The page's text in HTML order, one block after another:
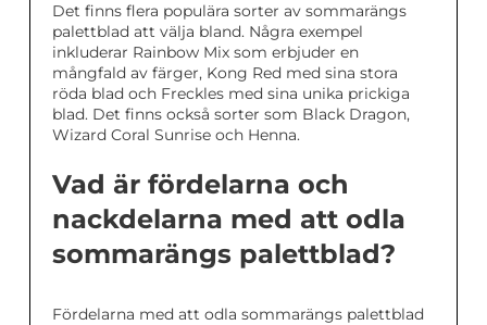
Det finns flera populära sorter av sommarängs
palettblad att välja bland. Några exempel
inkluderar Rainbow Mix som erbjuder en
mångfald av färger, Kong Red med sina stora
röda blad och Freckles med sina unika prickiga
blad. Det finns också sorter som Black Dragon,
Wizard Coral Sunrise och Henna.
Vad är fördelarna och
nackdelarna med att odla
sommarängs palettblad?
Fördelarna med att odla sommarängs palettblad